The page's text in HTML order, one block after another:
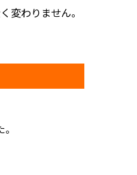
変わりません。